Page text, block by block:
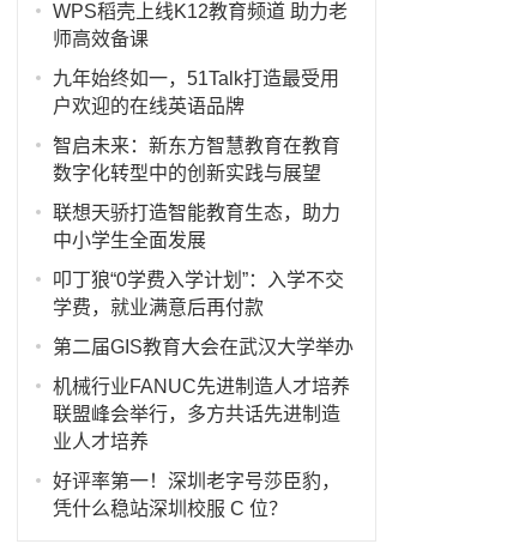
WPS稻壳上线K12教育频道 助力老
师高效备课
九年始终如一，51Talk打造最受用
户欢迎的在线英语品牌
智启未来：新东方智慧教育在教育
数字化转型中的创新实践与展望
联想天骄打造智能教育生态，助力
中小学生全面发展
叩丁狼“0学费入学计划”：入学不交
学费，就业满意后再付款
第二届GIS教育大会在武汉大学举办
机械行业FANUC先进制造人才培养
联盟峰会举行，多方共话先进制造
业人才培养
好评率第一！深圳老字号莎臣豹，
凭什么稳站深圳校服 C 位？